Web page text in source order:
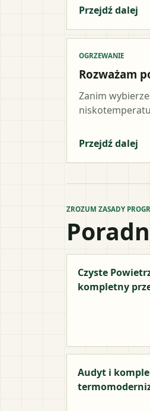
Przejdź dalej
OGRZEWANIE
Rozważam
Zanim
Przejdź dalej
ZROZUM ZASADY
Czyste
kompletny
Audyt i